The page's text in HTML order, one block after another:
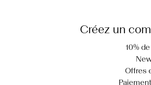
YAS à une mini-jupe bouclée assortie. Cette
La mini-jupe ajoute une touche moderne au
look avec une paire de mules élégantes, et vous
style
d’invitée de mariage : Si vous cherchez une
Créez un
10%
Offres